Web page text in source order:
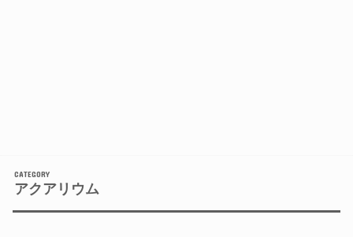
アクアリウム